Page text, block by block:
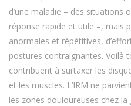
d’une maladie – des situations
réponse rapide et utile –, mais
anormales et répétitives,
postures contraignantes. Voilà
contribuent à surtaxer les
et les muscles. L’IRM ne
les zones douloureuses chez